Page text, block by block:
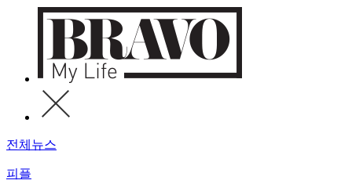
전체뉴스
피플